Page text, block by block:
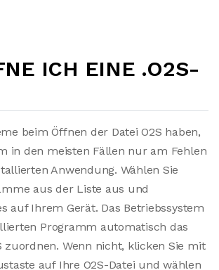
ICH EINE .O2S-
beim Öffnen der Datei O2S haben,
in den meisten Fällen nur am Fehlen
Anwendung. Wählen Sie
aus der Liste aus und
auf Ihrem Gerät. Das Betriebssystem
Programm automatisch das
zuordnen. Wenn nicht, klicken Sie mit
auf Ihre O2S-Datei und wählen